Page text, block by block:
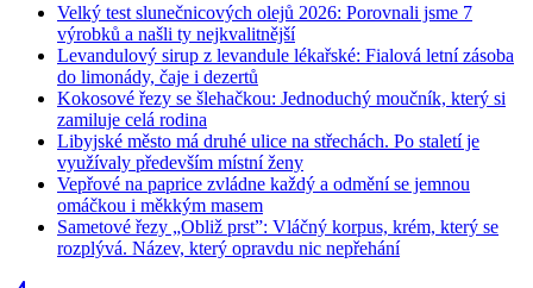
Velký test slunečnicových olejů 2026: Porovnali jsme 7
výrobků a našli ty nejkvalitnější
Levandulový sirup z levandule lékařské: Fialová letní zásoba
do limonády, čaje i dezertů
Kokosové řezy se šlehačkou: Jednoduchý moučník, který si
zamiluje celá rodina
Libyjské město má druhé ulice na střechách. Po staletí je
využívaly především místní ženy
Vepřové na paprice zvládne každý a odmění se jemnou
omáčkou i měkkým masem
Sametové řezy „Obliž prst”: Vláčný korpus, krém, který se
rozplývá. Název, který opravdu nic nepřehání